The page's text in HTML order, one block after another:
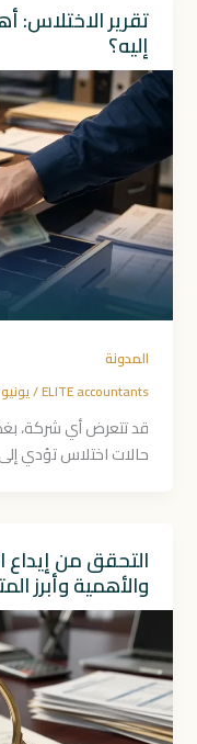
تقرير الاختلاس:
إليه؟
المدونة
ELITE accountants
/يونيو 27, 2026
قد تتعرض أي شركة،
حالات اختلاس تؤدي
التحقق من إيداع
والأهمية وأبرز